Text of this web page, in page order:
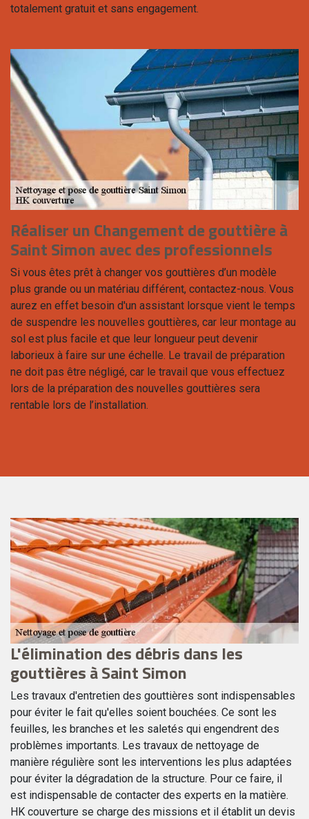
totalement gratuit et sans engagement.
Réaliser un Changement de gouttière à
Saint Simon avec des professionnels
Si vous êtes prêt à changer vos gouttières d’un modèle
plus grande ou un matériau différent, contactez-nous. Vous
aurez en effet besoin d'un assistant lorsque vient le temps
de suspendre les nouvelles gouttières, car leur montage au
sol est plus facile et que leur longueur peut devenir
laborieux à faire sur une échelle. Le travail de préparation
ne doit pas être négligé, car le travail que vous effectuez
lors de la préparation des nouvelles gouttières sera
rentable lors de l’installation.
L'élimination des débris dans les
gouttières à Saint Simon
Les travaux d'entretien des gouttières sont indispensables
pour éviter le fait qu'elles soient bouchées. Ce sont les
feuilles, les branches et les saletés qui engendrent des
problèmes importants. Les travaux de nettoyage de
manière régulière sont les interventions les plus adaptées
pour éviter la dégradation de la structure. Pour ce faire, il
est indispensable de contacter des experts en la matière.
HK couverture se charge des missions et il établit un devis